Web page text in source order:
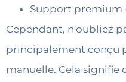
Support premium
Cependant, n'oubliez
principalement conçu
manuelle. Cela signifie